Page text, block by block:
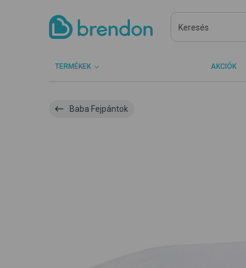
TERMÉKEK AKCIÓK
Baba Fejpántok